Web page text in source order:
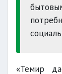
«Темир